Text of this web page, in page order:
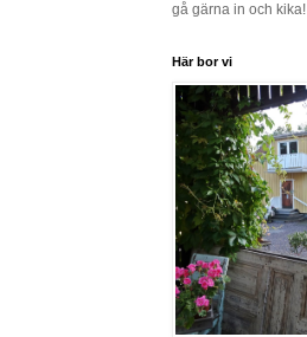
gå gärna in och kika!
Här bor vi